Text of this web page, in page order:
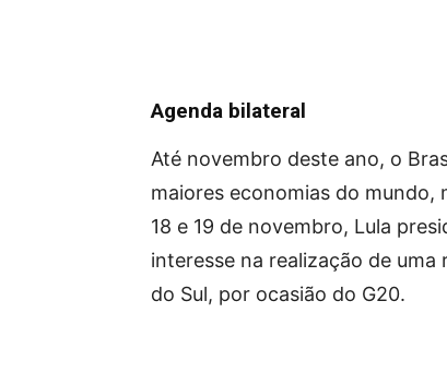
Agenda bilateral
Até novembro deste ano, o
maiores economias do mundo,
18 e 19 de novembro, Lula
interesse na realização de
do Sul, por ocasião do G20.